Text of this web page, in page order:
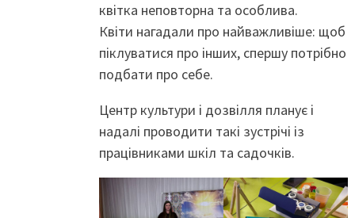
квітка неповторна та особлива.
Квіти нагадали про найважливіше: щоб
піклуватися про інших, спершу потрібно
подбати про себе.
Центр культури і дозвілля планує і
надалі проводити такі зустрічі із
працівниками шкіл та садочків.